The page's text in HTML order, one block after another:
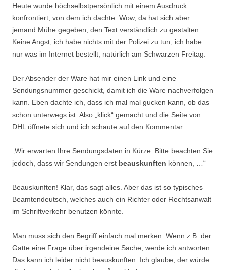
Heute wurde höchselbstpersönlich mit einem Ausdruck
konfrontiert, von dem ich dachte: Wow, da hat sich aber
jemand Mühe gegeben, den Text verständlich zu gestalten.
Keine Angst, ich habe nichts mit der Polizei zu tun, ich habe
nur was im Internet bestellt, natürlich am Schwarzen Freitag.
Der Absender der Ware hat mir einen Link und eine
Sendungsnummer geschickt, damit ich die Ware nachverfolgen
kann. Eben dachte ich, dass ich mal mal gucken kann, ob das
schon unterwegs ist. Also „klick“ gemacht und die Seite von
DHL öffnete sich und ich schaute auf den Kommentar
„Wir erwarten Ihre Sendungsdaten in Kürze. Bitte beachten Sie
jedoch, dass wir Sendungen erst beauskunften können, …“
Beauskunften! Klar, das sagt alles. Aber das ist so typisches
Beamtendeutsch, welches auch ein Richter oder Rechtsanwalt
im Schriftverkehr benutzen könnte.
Man muss sich den Begriff einfach mal merken. Wenn z.B. der
Gatte eine Frage über irgendeine Sache, werde ich antworten:
Das kann ich leider nicht beauskunften. Ich glaube, der würde